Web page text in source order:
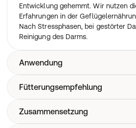
Entwicklung gehemmt. Wir nutzen
Erfahrungen in der
Nach Stressphasen, bei gestörter
Reinigung des Darms.
Anwendung
Kropf, Magen und Darm
Fütterungsempfehlung
Geben Sie 5 bis 7 Tage lang 1
Zusammensetzung